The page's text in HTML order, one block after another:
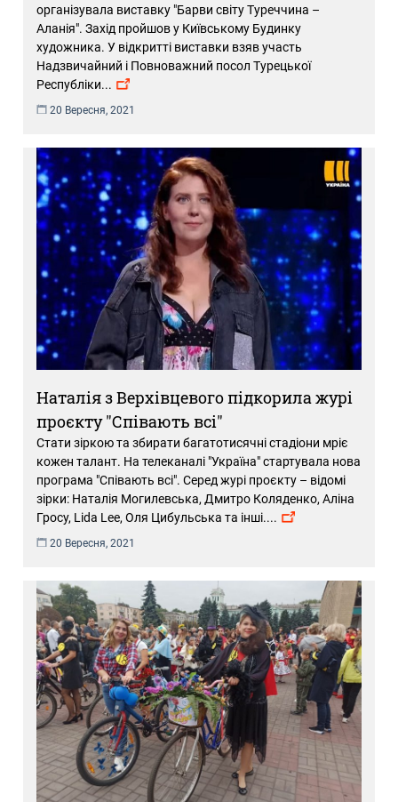
організувала виставку "Барви світу Туреччина –
Аланія". Захід пройшов у Київському Будинку
художника. У відкритті виставки взяв участь
Надзвичайний і Повноважний посол Турецької
Республіки...
20 Вересня, 2021
Наталія з Верхівцевого підкорила журі
проєкту "Співають всі"
Стати зіркою та збирати багатотисячні стадіони мріє
кожен талант. На телеканалі "Україна" стартувала нова
програма "Співають всі". Серед журі проєкту – відомі
зірки: Наталія Могилевська, Дмитро Коляденко, Аліна
Гросу, Lida Lee, Оля Цибульська та інші....
20 Вересня, 2021